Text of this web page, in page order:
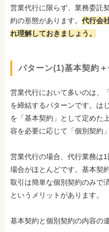
営業代行に限らず、業務委託
約の形態があります。 代行会
れ理解しておきましょう。
パターン(1)基本契約
営業代行において多いのは、
を締結するパターンです。は
を「基本契約」として定めた
容を必要に応じて「個別契約
営業代行の場合、代行業務は
場合がほとんどです。基本契
取引は簡単な個別契約のみで
というメリットがあります。
基本契約と個別契約の内容の